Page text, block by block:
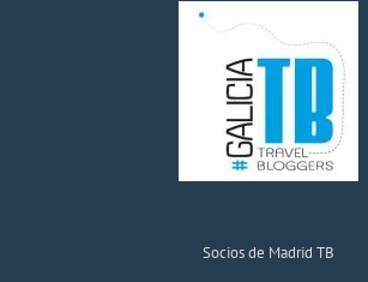
Socios de Madrid TB